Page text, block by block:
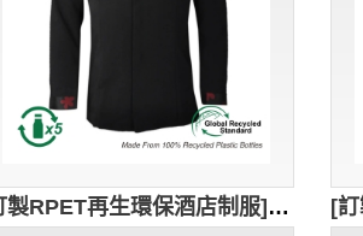
[訂製RPET再生環保酒店制服]｜小企領設計｜袖口和領口的紅色細節設計｜GRS認證環保回收紗｜可持續發展｜酒店員工工作服｜HL067